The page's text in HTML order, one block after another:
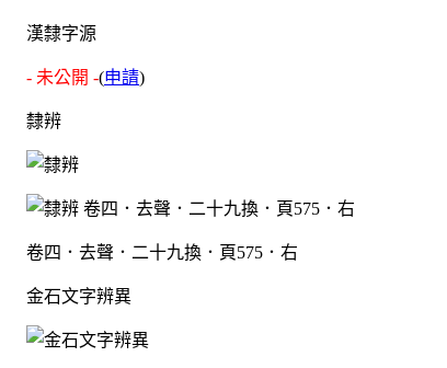
漢隸字源
- 未公開 -(申請)
隸辨
卷四．去聲．二十九換．頁575．右
金石文字辨異